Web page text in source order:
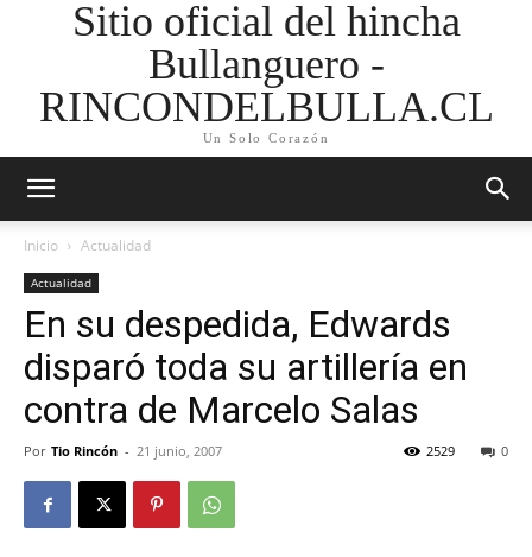
Sitio oficial del hincha
Bullanguero -
RINCONDELBULLA.CL
Un Solo Corazón
Inicio Actualidad
Actualidad
En su despedida, Edwards
disparó toda su artillería en
contra de Marcelo Salas
Por Tio Rincón - 21 junio, 2007 0
2529